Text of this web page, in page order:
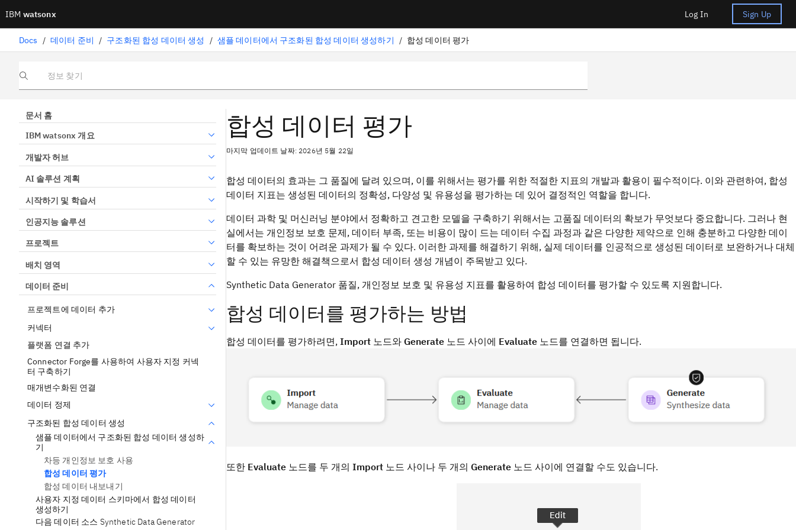
IBM watsonx Log In Sign Up
Docs / 데이터 준비 / 구조화된 합성 데이터 생성 / 샘플 데이터에서 구조화된 합성 데이터 생성하기 / 합성 데이터 평가
정보 찾기
문서 홈
IBM watsonx 개요
개발자 허브
AI 솔루션 계획
시작하기 및 학습서
인공지능 솔루션
프로젝트
배치 영역
데이터 준비
프로젝트에 데이터 추가
커넥터
플랫폼 연결 추가
Connector Forge를 사용하여 사용자 지정 커넥
터 구축하기
매개변수화된 연결
데이터 정제
구조화된 합성 데이터 생성
샘플 데이터에서 구조화된 합성 데이터 생성하
기
차등 개인정보 보호 사용
합성 데이터 평가
합성 데이터 내보내기
사용자 지정 데이터 스키마에서 합성 데이터
생성하기
다음 데이터 소스 Synthetic Data Generator
합성 데이터 평가
마지막 업데이트 날짜: 2026년 5월 22일
합성 데이터의 효과는 그 품질에 달려 있으며, 이를 위해서는 평가를 위한 적절한 지표의 개발과 활용이 필수적이다. 이와 관련하여, 합성
데이터 지표는 생성된 데이터의 정확성, 다양성 및 유용성을 평가하는 데 있어 결정적인 역할을 합니다.
데이터 과학 및 머신러닝 분야에서 정확하고 견고한 모델을 구축하기 위해서는 고품질 데이터의 확보가 무엇보다 중요합니다. 그러나 현
실에서는 개인정보 보호 문제, 데이터 부족, 또는 비용이 많이 드는 데이터 수집 과정과 같은 다양한 제약으로 인해 충분하고 다양한 데이
터를 확보하는 것이 어려운 과제가 될 수 있다. 이러한 과제를 해결하기 위해, 실제 데이터를 인공적으로 생성된 데이터로 보완하거나 대체
할 수 있는 유망한 해결책으로서 합성 데이터 생성 개념이 주목받고 있다.
Synthetic Data Generator 품질, 개인정보 보호 및 유용성 지표를 활용하여 합성 데이터를 평가할 수 있도록 지원합니다.
합성 데이터를 평가하는 방법
합성 데이터를 평가하려면, Import 노드와 Generate 노드 사이에 Evaluate 노드를 연결하면 됩니다.
또한 Evaluate 노드를 두 개의 Import 노드 사이나 두 개의 Generate 노드 사이에 연결할 수도 있습니다.